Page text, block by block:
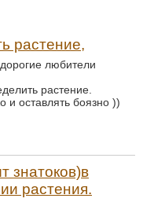
растение,
любители
растение.
и оставлять боязно ))
знатоков)в
растения.